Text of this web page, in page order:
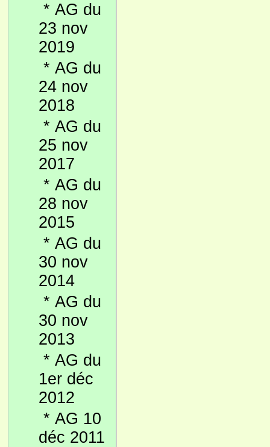
* AG du
23 nov
2019
* AG du
24 nov
2018
* AG du
25 nov
2017
* AG du
28 nov
2015
* AG du
30 nov
2014
* AG du
30 nov
2013
* AG du
1er déc
2012
* AG 10
déc 2011